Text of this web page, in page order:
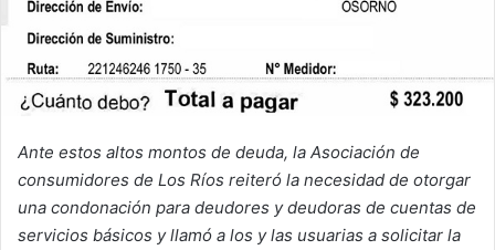
Ante estos altos montos de deuda, la Asociación de
consumidores de Los Ríos reiteró la necesidad de otorgar
una condonación para deudores y deudoras de cuentas de
servicios básicos y llamó a los y las usuarias a solicitar la